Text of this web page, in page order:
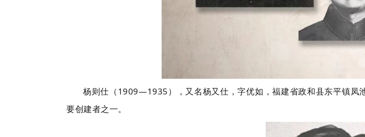
杨则仕（1909—1935），又名杨又仕，字优如，福建省政和县东平镇凤
要创建者之一。